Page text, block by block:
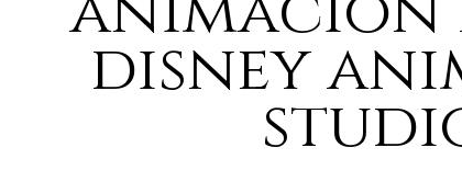
disney